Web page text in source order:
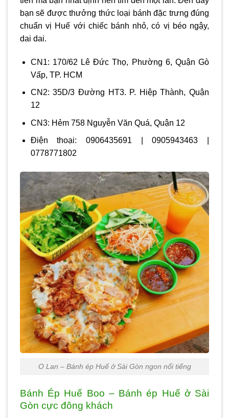
bạn sẽ được thưởng thức loại bánh đặc trưng đúng
chuẩn vị Huế với chiếc bánh nhỏ, có vị béo ngậy,
dai dai.
CN1: 170/62 Lê Đức Thọ, Phường 6, Quận Gò
Vấp, TP. HCM
CN2: 35D/3 Đường HT3. P. Hiệp Thành, Quận
12
CN3: Hẻm 758 Nguyễn Văn Quá, Quận 12
Điện thoại: 0906435691 | 0905943463 |
0778771802
O Lan – Bánh ép Huế ở Sài Gòn ngon nổi tiếng
Bánh Ép Huế Boo – Bánh ép Huế ở Sài
Gòn cực đông khách